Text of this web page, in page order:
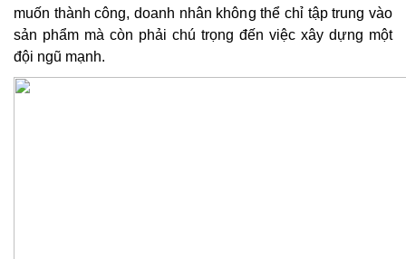
muốn thành công, doanh nhân không thể chỉ tập trung vào
sản phẩm mà còn phải chú trọng đến việc xây dựng một
đội ngũ mạnh.